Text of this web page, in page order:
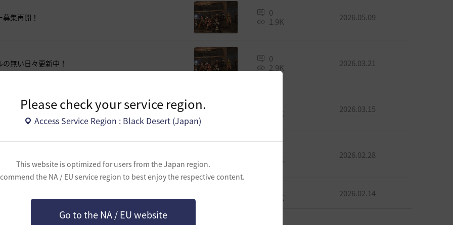
Please check your service region.
Access Service Region : Black Desert (Japan)
This website is optimized for users from the Japan region.
the NA / EU service region to best enjoy the respective content.
Go to the NA / EU website
集再開！
0
1.9K
2026.05.09
無い日々更新中！
0
2.9K
2026.03.21
しい柔らかギルド
2.2K
2026.03.15
2.6K
2026.02.28
1.2K
2026.02.14